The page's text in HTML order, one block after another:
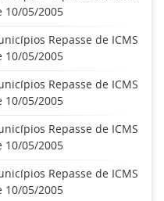
10/05/2005
Repasse de ICMS
10/05/2005
Repasse de ICMS
10/05/2005
Repasse de ICMS
10/05/2005
Repasse de ICMS
10/05/2005